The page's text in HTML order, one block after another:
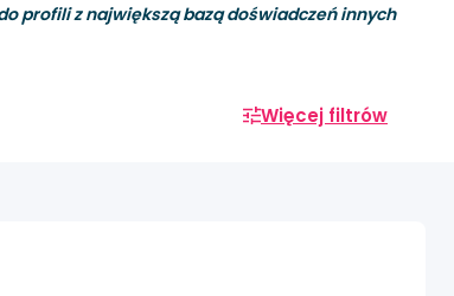
profili z największą bazą doświadczeń innych
Więcej filtrów